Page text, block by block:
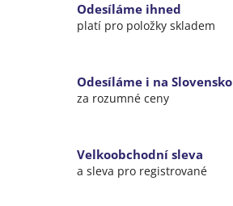
Odesíláme ihned
platí pro položky skladem
Odesíláme i na Slovensko
za rozumné ceny
Velkoobchodní sleva
a sleva pro registrované